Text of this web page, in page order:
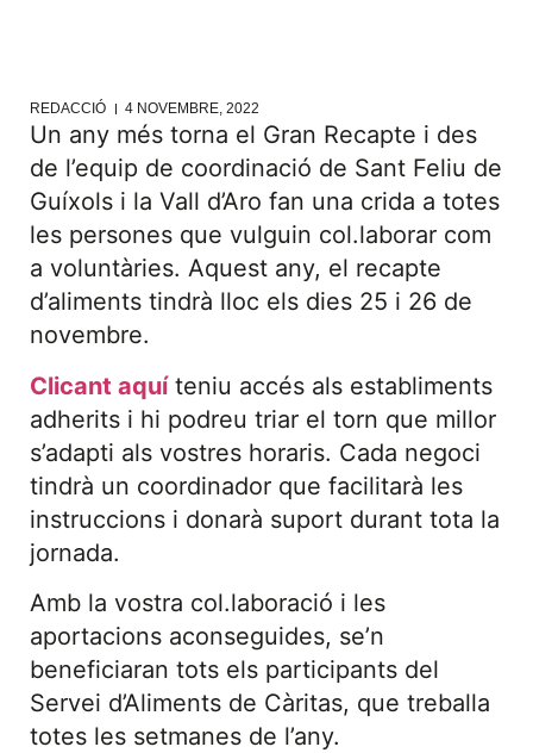
REDACCIÓ 4 NOVEMBRE, 2022
Un any més torna el Gran Recapte i des
de l’equip de coordinació de Sant Feliu de
Guíxols i la Vall d’Aro fan una crida a totes
les persones que vulguin col.laborar com
a voluntàries. Aquest any, el recapte
d’aliments tindrà lloc els dies 25 i 26 de
novembre.
Clicant aquíteniu accés als establiments
adherits i hi podreu triar el torn que millor
s’adapti als vostres horaris. Cada negoci
tindrà un coordinador que facilitarà les
instruccions i donarà suport durant tota la
jornada.
Amb la vostra col.laboració i les
aportacions aconseguides, se’n
beneficiaran tots els participants del
Servei d’Aliments de Càritas, que treballa
totes les setmanes de l’any.